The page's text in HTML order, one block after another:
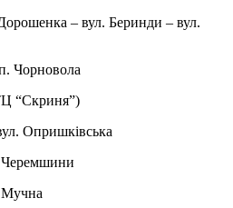
– вул. Беринди – вул.
Чорновола
“Скриня”)
Опришківська
Черемшини
Мучна